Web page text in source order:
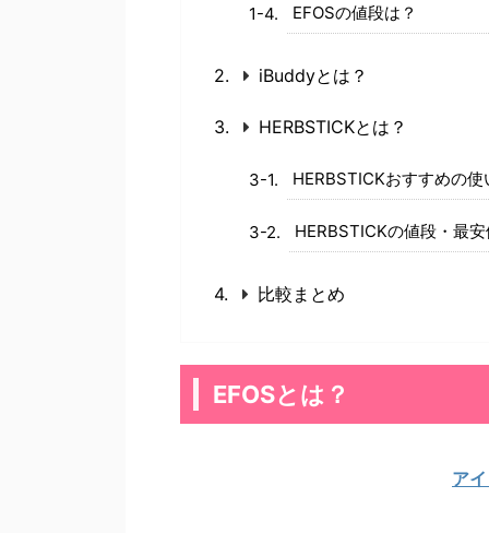
EFOSの値段は？
iBuddyとは？
HERBSTICKとは？
HERBSTICKおすすめの使
HERBSTICKの値段・最
比較まとめ
EFOSとは？
ア